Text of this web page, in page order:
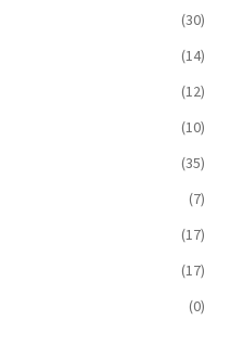
(30)
(14)
(12)
(10)
(35)
(7)
(17)
(17)
(0)